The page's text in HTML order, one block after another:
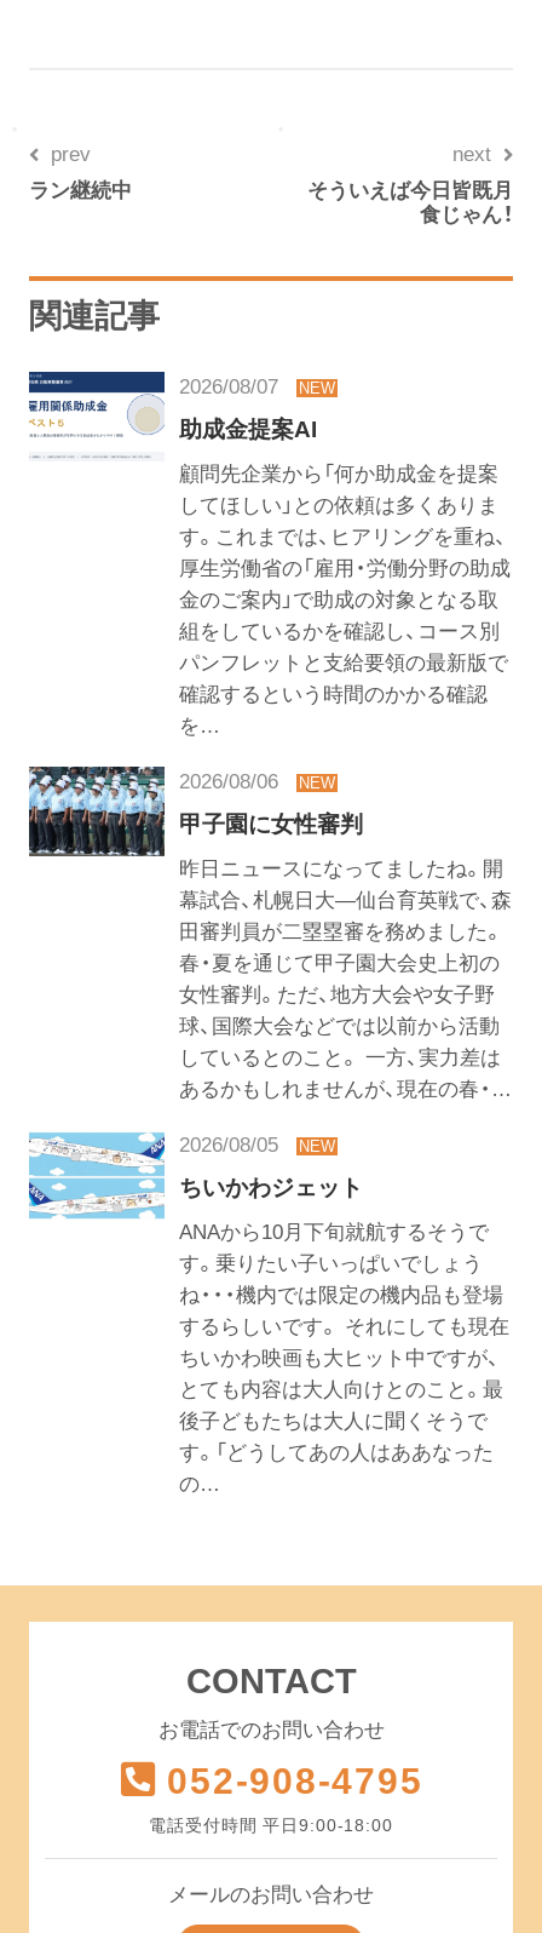
prev
ラン継続中
next
そういえば今日皆既月
食じゃん！
関連記事
2026/08/07
助成金提案AI
顧問先企業から「何か助成金を提案
してほしい」との依頼は多くありま
す。これまでは、ヒアリングを重ね、
厚生労働省の「雇用・労働分野の助成
金のご案内」で助成の対象となる取
組をしているかを確認し、コース別
パンフレットと支給要領の最新版で
確認するという時間のかかる確認
を…
2026/08/06
甲子園に女性審判
昨日ニュースになってましたね。開
幕試合、札幌日大―仙台育英戦で、森
田審判員が二塁塁審を務めました。
春・夏を通じて甲子園大会史上初の
女性審判。ただ、地方大会や女子野
球、国際大会などでは以前から活動
しているとのこと。 一方、実力差は
あるかもしれませんが、現在の春・…
2026/08/05
ちいかわジェット
ANAから10月下旬就航するそうで
す。乗りたい子いっぱいでしょう
ね・・・機内では限定の機内品も登場
するらしいです。 それにしても現在
ちいかわ映画も大ヒット中ですが、
とても内容は大人向けとのこと。最
後子どもたちは大人に聞くそうで
す。「どうしてあの人はああなった
の…
CONTACT
お電話でのお問い合わせ
052-908-4795
電話受付時間 平日9:00-18:00
メールのお問い合わせ